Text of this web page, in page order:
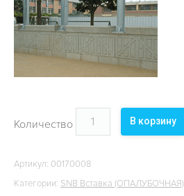
КОНТАКТЫ
Количество В корзину
Артикул: 00170008
Категории: SNB Вставка (ОПАЛУБОЧНАЯ)